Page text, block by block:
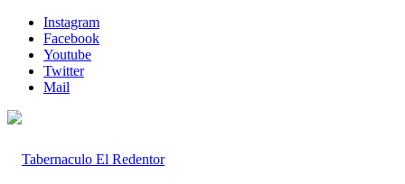
Instagram
Facebook
Youtube
Twitter
Mail